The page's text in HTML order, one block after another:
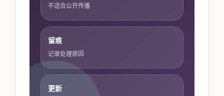
不适合公开传播
留痕
记录处理原因
更新